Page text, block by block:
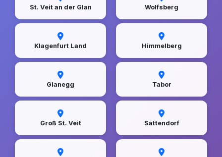
St. Veit an der Glan Wolfsberg
Klagenfurt Land Himmelberg
Glanegg Tabor
Groß St. Veit Sattendorf